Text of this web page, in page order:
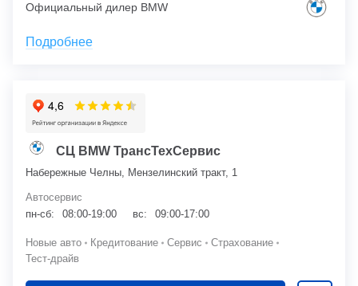
Официальный дилер BMW
Подробнее
СЦ BMW ТрансТехСервис
Набережные Челны, Мензелинский тракт, 1
Автосервис
пн-сб:
08:00-19:00 вс: 09:00-17:00
Новые авто Кредитование Сервис
Страхование
Тест-драйв